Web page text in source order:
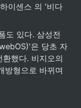
이센스 의 '비다
도 있다. 삼성전
은 당초 자
했다. 비지오의
방형으로 바뀌며